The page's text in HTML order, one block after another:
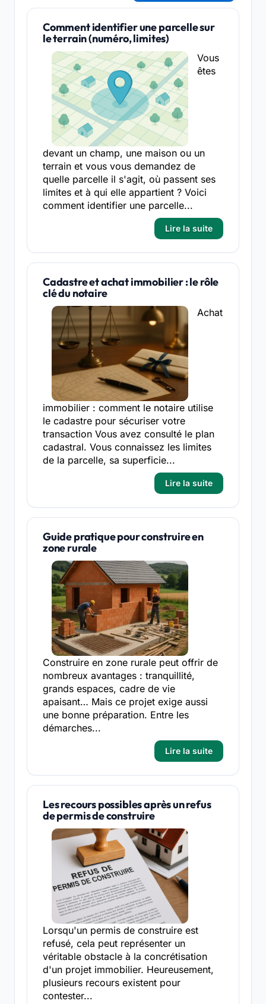
Comment identifier une parcelle sur
le terrain (numéro, limites)
Vous
êtes
devant un champ, une maison ou un
terrain et vous vous demandez de
quelle parcelle il s'agit, où passent ses
limites et à qui elle appartient ? Voici
comment identifier une parcelle...
Lire la suite
Cadastre et achat immobilier : le rôle
clé du notaire
Achat
immobilier : comment le notaire utilise
le cadastre pour sécuriser votre
transaction Vous avez consulté le plan
cadastral. Vous connaissez les limites
de la parcelle, sa superficie...
Lire la suite
Guide pratique pour construire en
zone rurale
Construire en zone rurale peut offrir de
nombreux avantages : tranquillité,
grands espaces, cadre de vie
apaisant… Mais ce projet exige aussi
une bonne préparation. Entre les
démarches...
Lire la suite
Les recours possibles après un refus
de permis de construire
Lorsqu'un permis de construire est
refusé, cela peut représenter un
véritable obstacle à la concrétisation
d'un projet immobilier. Heureusement,
plusieurs recours existent pour
contester...